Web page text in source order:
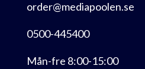
order@mediapoolen.se
0500-445400
Mån-fre 8:00-15:00